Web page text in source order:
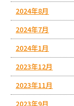
2024年8月
2024年7月
2024年1月
2023年12月
2023年11月
2023年9月